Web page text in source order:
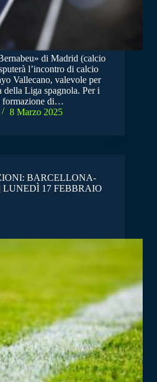
di Madrid (calcio
l’incontro di calcio
Vallecano, valevole per
della Liga spagnola. Per i
formazione di…
8 Marzo 2025
BARCELLONA-
17 FEBBRAIO